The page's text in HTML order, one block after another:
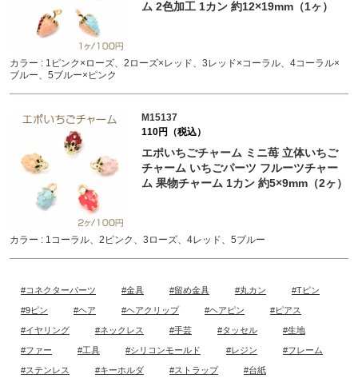
ム 2色加工 1カン 約12×19mm（1ヶ）
カラー : 1ピンク×ローズ、2ローズ×レッド、3レッド×コーラル、4コーラル×
ブルー、5ブルー×ピンク
M15137
110円（税込）
エポいちごチャーム ミニ苺 立体いちご
チャーム いちごパーツ フルーツチャー
ム 果物チャーム 1カン 約5×9mm（2ヶ）
カラー : 1コーラル、2ピンク、3ローズ、4レッド、5ブルー
#コネクターパーツ #金具 #留め金具 #丸カン #Tピン
#9ピン #ヘア #ヘアクリップ #ヘアピン #ピアス
#イヤリング #ネックレス #手芸 #タッセル #生地
#ファー #工具 #シリコンモールド #レジン #フレーム
#ステンレス #キーホルダ #ストラップ #台紙